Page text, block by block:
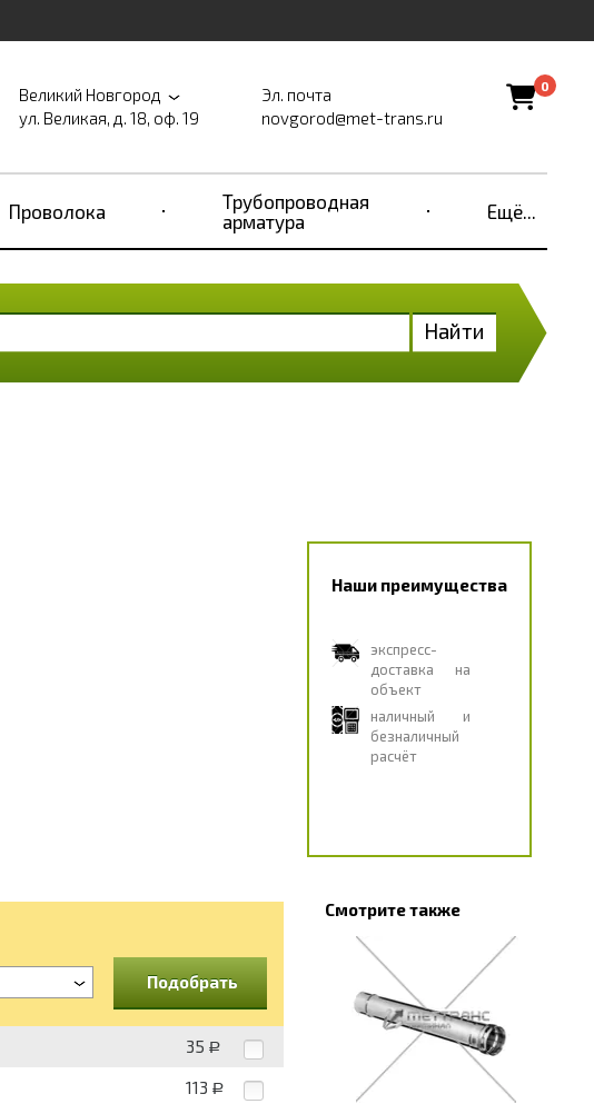
Великий Новгород
ул. Великая, д. 18, оф. 19
Эл. почта
novgorod@met-trans.ru
0
Проволока
Трубопроводная
арматура
Ещё...
Найти
Наши преимущества
экспресс-
доставка на
объект
наличный и
безналичный
расчёт
Подобрать
35 Р
113 Р
Смотрите также